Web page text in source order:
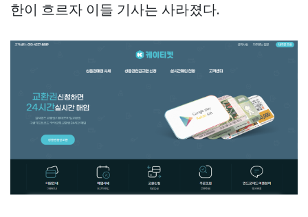
한이 흐르자 이들 기사는 사라졌다.